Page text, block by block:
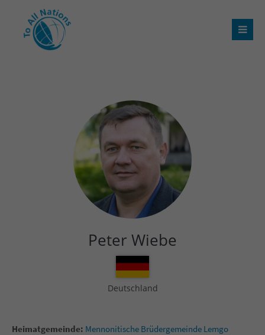
Peter Wiebe
Deutschland
Heimatgemeinde: Mennonitische Brüdergemeinde Lemgo